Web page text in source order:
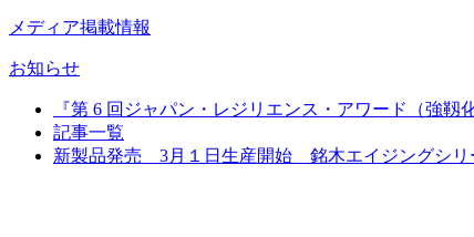
メディア掲載情報
お知らせ
『第 6 回ジャパン・レジリエンス・アワード（強
記事一覧
新製品発売 3月１日生産開始 銘木エイジングシリ